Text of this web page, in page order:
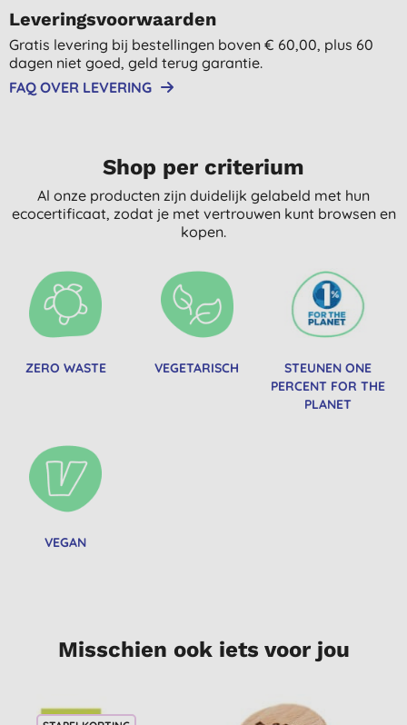
Leveringsvoorwaarden
Gratis levering bij bestellingen boven € 60,00, plus 60
dagen niet goed, geld terug garantie.
FAQ OVER LEVERING
Shop per criterium
Al onze producten zijn duidelijk gelabeld met hun
ecocertificaat, zodat je met vertrouwen kunt browsen en
kopen.
ZERO WASTE VEGETARISCH
STEUNEN ONE
PERCENT FOR THE
PLANET
VEGAN
Misschien ook iets voor jou